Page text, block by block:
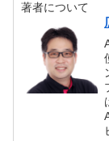
著者について